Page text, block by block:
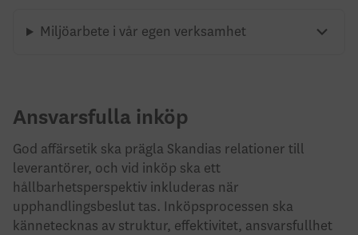
Miljöarbete i vår egen verksamhet
Ansvarsfulla inköp
God affärsetik ska prägla Skandias relationer till
leverantörer, och vid inköp ska ett
hållbarhetsperspektiv inkluderas när
upphandlingsbeslut tas. Inköpsprocessen ska
kännetecknas av struktur, effektivitet, ansvarsfullhet